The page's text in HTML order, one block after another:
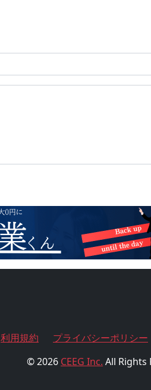
利用規約 プライバシーポリシー
© 2026 CEEG Inc. All Rights